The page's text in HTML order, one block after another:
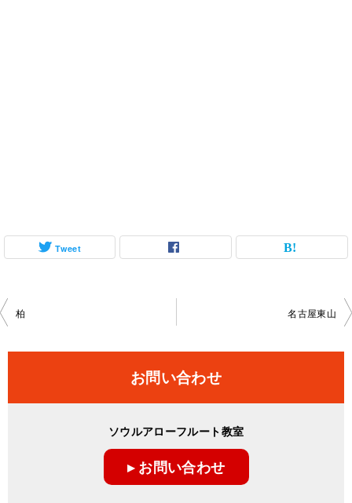
Tweet
投
ビ
柏 名古屋東山
お問い合わせ
ソウルアローフルート教室
▸ お問い合わせ